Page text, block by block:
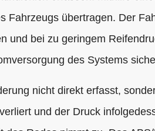
Fahrzeugs übertragen. Der
und bei zu geringem
des Systems
nicht direkt erfasst,
und der Druck